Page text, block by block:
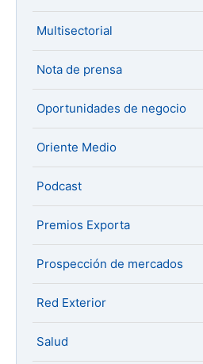
Multisectorial
Nota de prensa
Oportunidades de negocio
Oriente Medio
Podcast
Premios Exporta
Prospección de mercados
Red Exterior
Salud